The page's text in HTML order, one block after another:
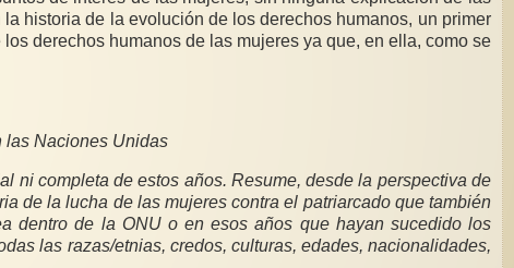
las Naciones Unidas
ni completa de estos años. Resume, desde la perspectiva de
de la lucha de las mujeres contra el patriarcado que también
dentro de la ONU o en esos años que hayan sucedido los
las razas/etnias, credos, culturas, edades, nacionalidades,